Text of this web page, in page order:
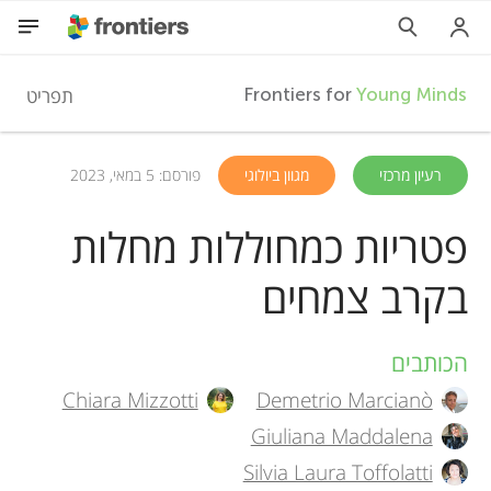
F
r
o
n
t
i
Frontiers forYoung Minds תפריט
השתתפות
רעיון מרכזי מגוון ביולוגי פורסם: 5 במאי, 2023
פטריות כמחוללות מחלות
בקרב צמחים
A
u
t
הכותבים
Demetrio Marcianò
Chiara Mizzotti
Giuliana Maddalena
Silvia Laura Toffolatti